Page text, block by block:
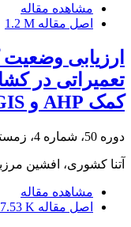
مشاهده مقاله
اصل مقاله 1.2 M
ارزیابی وضعیت
تعمیراتی در
کمک AHP و GIS
دوره 50، شماره 4، زمستان 1398، صفحه
آتنا کشوری، افشین
مشاهده مقاله
اصل مقاله K